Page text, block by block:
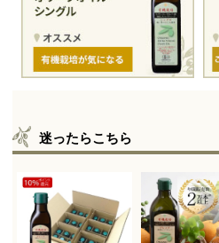
迷ったらこちら